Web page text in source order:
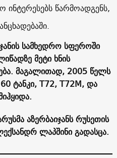
წარმოადგენს,
სამხედრო სფეროში
მეტი ხნის
მაგალითად, 2005 წელს
60 ტანკი, Т72, Т72М, და
აზერბაიჯანს რუსეთის
ლაპშინი გადასცა.